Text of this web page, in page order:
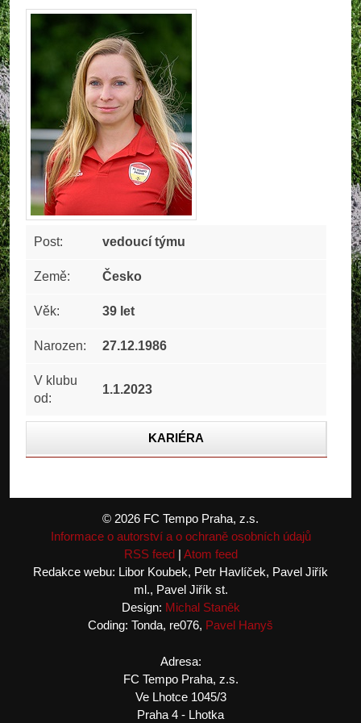
Post: vedoucí týmu
Země: Česko
Věk: 39 let
Narozen: 27.12.1986
V klubu
od:
1.1.2023
KARIÉRA
FOTOGALERIE
© 2026 FC Tempo Praha, z.s.
Informace o autorství a o ochraně osobních údajů
RSS feed| Atom feed
Redakce webu: Libor Koubek, Petr Havlíček, Pavel Jiřík
ml., Pavel Jiřík st.
Design: Michal Staněk
Coding: Tonda, re076, Pavel Hanyš
Adresa:
FC Tempo Praha, z.s.
Ve Lhotce 1045/3
Praha 4 - Lhotka